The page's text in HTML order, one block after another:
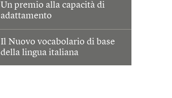
Un premio alla capacità di
adattamento
Il Nuovo vocabolario di base
della lingua italiana